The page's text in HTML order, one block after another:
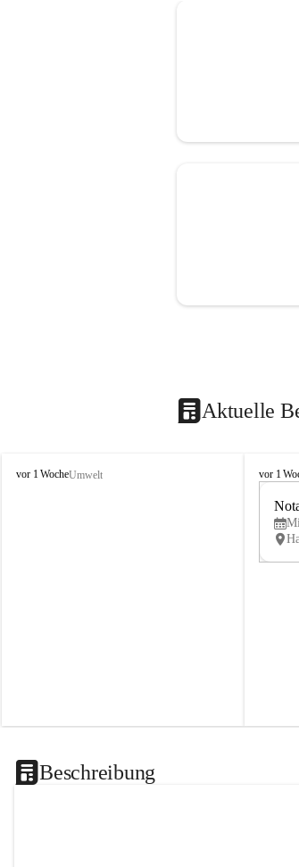
Aktuelle
V
vor 1 WocheUmwelt
V
vor 1
Beschreibung